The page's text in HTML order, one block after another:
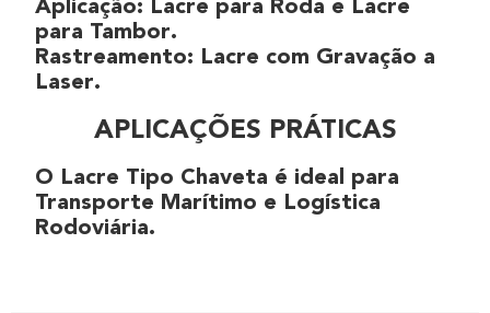
Aplicação: Lacre para Roda e Lacre
para Tambor.
Rastreamento: Lacre com Gravação a
Laser.
APLICAÇÕES PRÁTICAS
O Lacre Tipo Chaveta é ideal para
Transporte Marítimo e Logística
Rodoviária.